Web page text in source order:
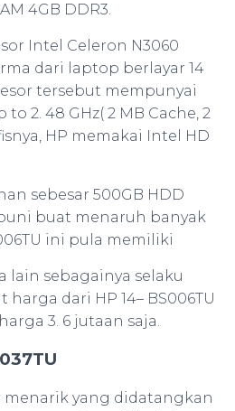
4GB DDR3.
Intel Celeron N3060
dari laptop berlayar 14
tersebut mempunyai
to 2. 48 GHz( 2 MB Cache, 2
HP memakai Intel HD
sebesar 500GB HDD
buat menaruh banyak
ini pula memiliki
lain sebagainya selaku
dari HP 14– BS006TU
3. 6 jutaan saja.
menarik yang didatangkan